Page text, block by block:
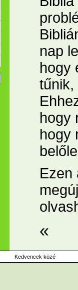
nap
hogy
tűnik,
hogy
hogy
Ezen
«
Kedvencek közé